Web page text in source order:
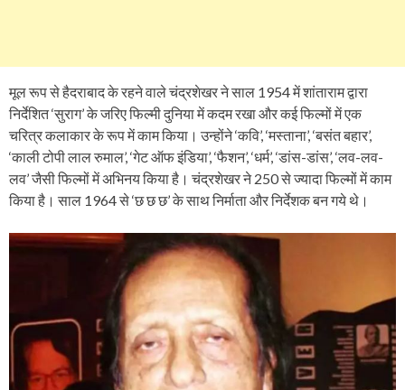
मूल रूप से हैदराबाद के रहने वाले चंद्रशेखर ने साल 1954 में शांताराम द्वारा
निर्देशित ‘सुराग’ के जरिए फिल्मी दुनिया में कदम रखा और कई फिल्मों में एक
चरित्र कलाकार के रूप में काम किया। उन्होंने ‘कवि’, ‘मस्ताना’, ‘बसंत बहार’,
‘काली टोपी लाल रुमाल’, ‘गेट ऑफ इंडिया’, ‘फैशन’, ‘धर्म’, ‘डांस-डांस’, ‘लव-लव-
लव’ जैसी फिल्मों में अभिनय किया है। चंद्रशेखर ने 250 से ज्यादा फिल्मों में काम
किया है। साल 1964 से ‘छ छ छ’ के साथ निर्माता और निर्देशक बन गये थे।